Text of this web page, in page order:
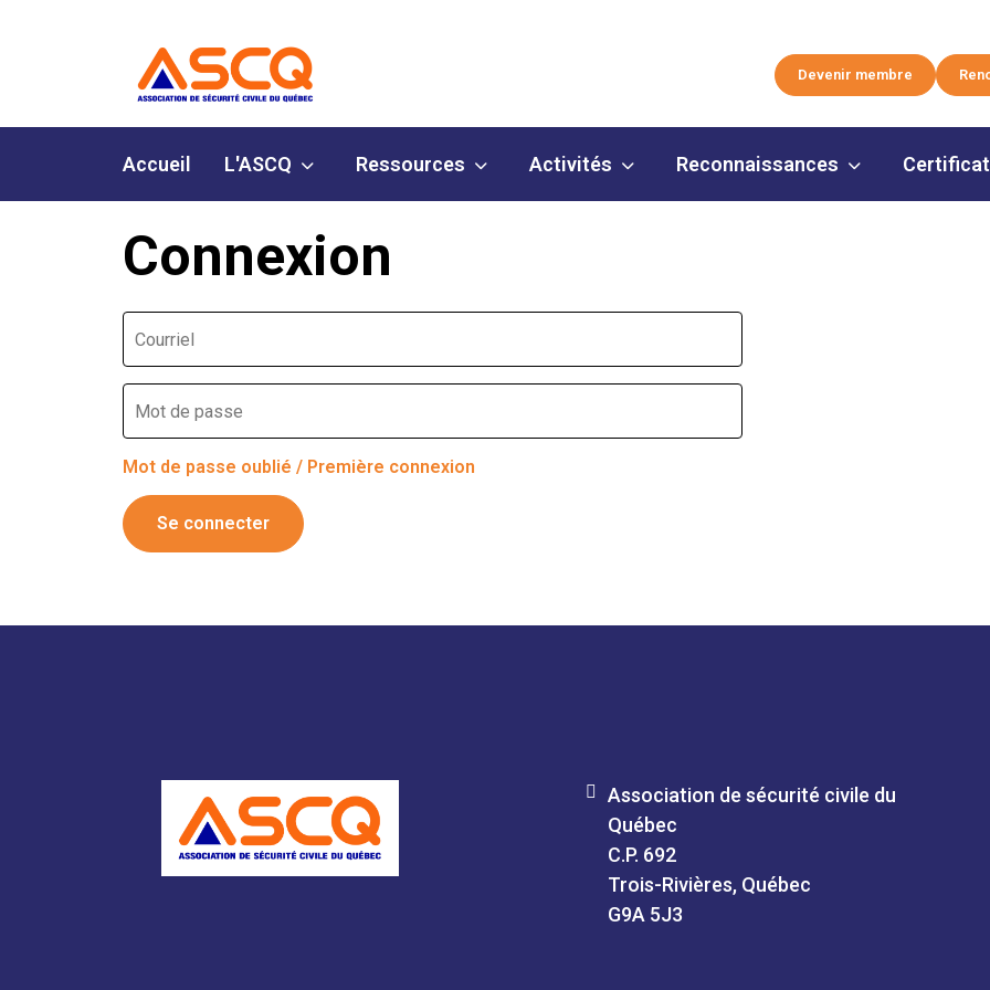
Devenir membre
Accueil L'ASCQ Ressources Activités Reconnaissances
Connexion
Mot de passe oublié / Première connexion
Association de sécurité civile du
Québec
C.P. 692
Trois-Rivières, Québec
G9A 5J3